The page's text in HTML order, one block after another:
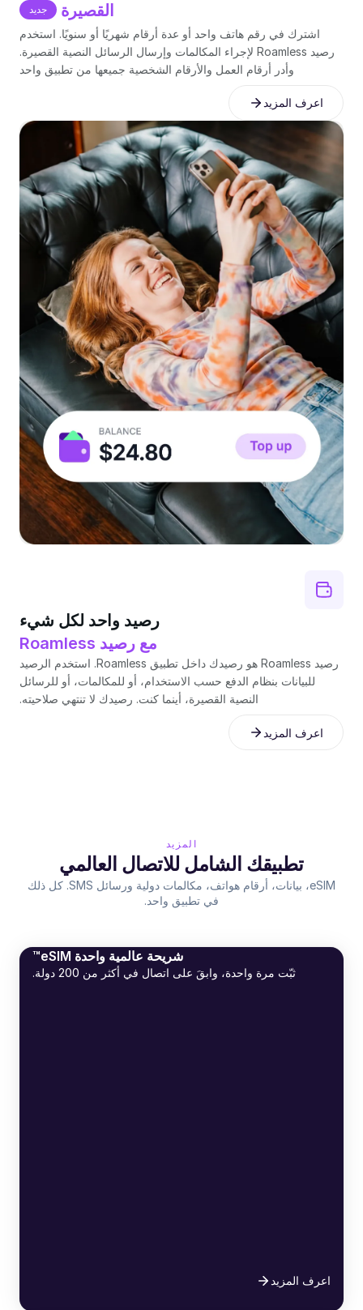
القصيرة جديد
اشترك في رقم هاتف واحد أو عدة أرقام شهريًا أو سنويًا. استخدم
رصيد Roamless لإجراء المكالمات وإرسال الرسائل النصية القصيرة.
وأدر أرقام العمل والأرقام الشخصية جميعها من تطبيق واحد
اعرف المزيد
رصيد واحد لكل شيء
مع رصيد Roamless
رصيد Roamless هو رصيدك داخل تطبيق Roamless. استخدم الرصيد
للبيانات بنظام الدفع حسب الاستخدام، أو للمكالمات، أو للرسائل
النصية القصيرة، أينما كنت. رصيدك لا تنتهي صلاحيته.
اعرف المزيد
المزيد
تطبيقك الشامل للاتصال العالمي
eSIM، بيانات، أرقام هواتف، مكالمات دولية ورسائل SMS. كل ذلك
في تطبيق واحد.
شريحة عالمية واحدة eSIM™
ثبّت مرة واحدة، وابقَ على اتصال في أكثر من 200 دولة.
اعرف المزيد